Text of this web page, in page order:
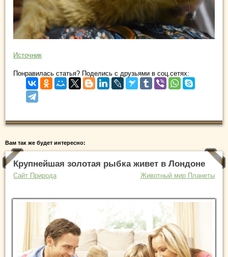
Источник
Понравилась статья? Поделись с друзьями в соц.сетях:
Вам так же будет интересно:
Крупнейшая золотая рыбка живет в Лондоне
Сайт Природа Животный мир Планеты